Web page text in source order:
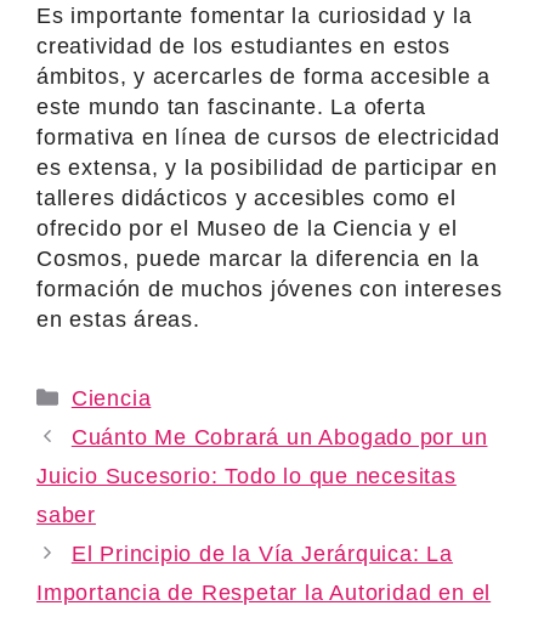
Es importante fomentar la curiosidad y la
creatividad de los estudiantes en estos
ámbitos, y acercarles de forma accesible a
este mundo tan fascinante. La oferta
formativa en línea de cursos de electricidad
es extensa, y la posibilidad de participar en
talleres didácticos y accesibles como el
ofrecido por el Museo de la Ciencia y el
Cosmos, puede marcar la diferencia en la
formación de muchos jóvenes con intereses
en estas áreas.
Categories
Ciencia
Cuánto Me Cobrará un Abogado por un
Juicio Sucesorio: Todo lo que necesitas
saber
El Principio de la Vía Jerárquica: La
Importancia de Respetar la Autoridad en el